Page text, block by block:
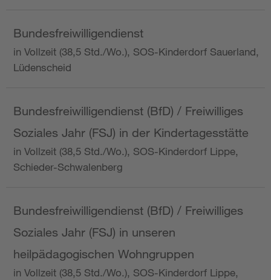
Bundesfreiwilligendienst
in Vollzeit (38,5 Std./Wo.), SOS-Kinderdorf Sauerland,
Lüdenscheid
Bundesfreiwilligendienst (BfD) / Freiwilliges
Soziales Jahr (FSJ) in der Kindertagesstätte
in Vollzeit (38,5 Std./Wo.), SOS-Kinderdorf Lippe,
Schieder-Schwalenberg
Bundesfreiwilligendienst (BfD) / Freiwilliges
Soziales Jahr (FSJ) in unseren
heilpädagogischen Wohngruppen
in Vollzeit (38,5 Std./Wo.), SOS-Kinderdorf Lippe,